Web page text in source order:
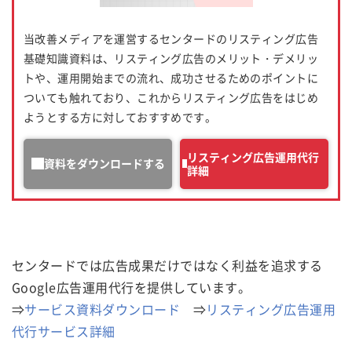
当改善メディアを運営するセンタードのリスティング広告
基礎知識資料は、リスティング広告のメリット・デメリッ
トや、運用開始までの流れ、成功させるためのポイントに
ついても触れており、これからリスティング広告をはじめ
ようとする方に対しておすすめです。
資料をダウンロードする
リスティング広告運用代行
詳細
センタードでは広告成果だけではなく利益を追求する
Google広告運用代行を提供しています。
⇒サービス資料ダウンロード ⇒リスティング広告運用
代行サービス詳細